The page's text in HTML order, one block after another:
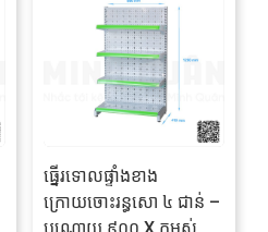
ធ្នើរទោលផ្ទាំងខាង
ក្រោយចោះរន្ធសោ ៤ ជាន់ –